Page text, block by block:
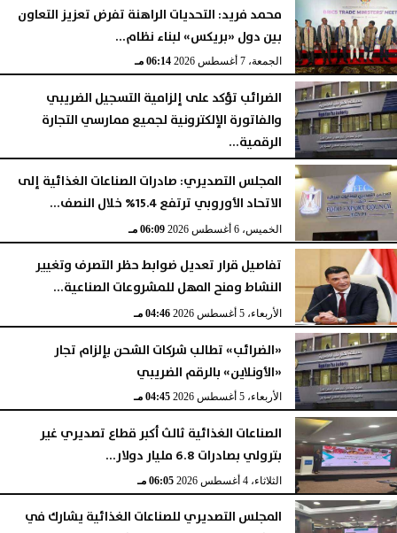
محمد فريد: التحديات الراهنة تفرض تعزيز التعاون
بين دول «بريكس» لبناء نظام...
الجمعة، 7 أغسطس 2026 06:14 مـ
الضرائب تؤكد على إلزامية التسجيل الضريبي
والفاتورة الإلكترونية لجميع ممارسي التجارة
الرقمية...
الخميس، 6 أغسطس 2026
المجلس التصديري: صادرات الصناعات الغذائية إلى
الاتحاد الأوروبي ترتفع 15.4% خلال النصف...
الخميس، 6 أغسطس 2026 06:09 مـ
تفاصيل قرار تعديل ضوابط حظر التصرف وتغيير
النشاط ومنح المهل للمشروعات الصناعية...
الأربعاء، 5 أغسطس 2026 04:46 مـ
«الضرائب» تطالب شركات الشحن بإلزام تجار
«الأونلاين» بالرقم الضريبي
الأربعاء، 5 أغسطس 2026 04:45 مـ
الصناعات الغذائية ثالث أكبر قطاع تصديري غير
بترولي بصادرات 6.8 مليار دولار...
الثلاثاء، 4 أغسطس 2026 06:05 مـ
المجلس التصديري للصناعات الغذائية يشارك في